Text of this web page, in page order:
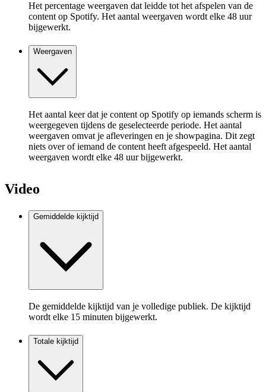
Het percentage weergaven dat leidde tot het afspelen van de
content op Spotify. Het aantal weergaven wordt elke 48 uur
bijgewerkt.
Weergaven
Het aantal keer dat je content op Spotify op iemands scherm is
weergegeven tijdens de geselecteerde periode. Het aantal
weergaven omvat je afleveringen en je showpagina. Dit zegt
niets over of iemand de content heeft afgespeeld. Het aantal
weergaven wordt elke 48 uur bijgewerkt.
Video
Gemiddelde kijktijd
De gemiddelde kijktijd van je volledige publiek. De kijktijd
wordt elke 15 minuten bijgewerkt.
Totale kijktijd